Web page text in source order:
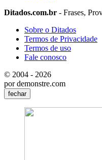
Ditados.com.br - Frases,
Sobre o Ditados
Termos de Privacidade
Termos de uso
Fale conosco
© 2004 - 2026
por demonstre.com
fechar